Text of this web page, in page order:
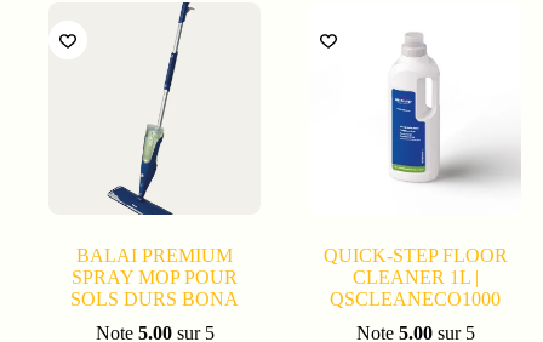
BALAI PREMIUM
SPRAY MOP POUR
SOLS DURS BONA
Note 5.00sur 5
QUICK-STEP FLOOR
CLEANER 1L |
QSCLEANECO1000
Note 5.00sur 5